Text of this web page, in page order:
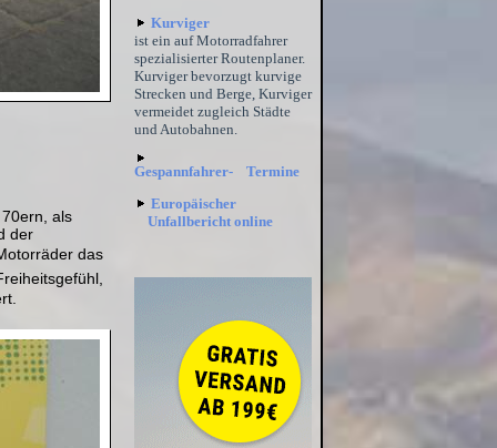
als
der
das
Kurviger
ist ein auf Motorradfahrer
spezialisierter Routenplaner.
Kurviger bevorzugt kurvige
Strecken und Berge, Kurviger
vermeidet zugleich Städte
und Autobahnen.
Gespannfahrer- Termine
Europäischer
Unfallbericht online